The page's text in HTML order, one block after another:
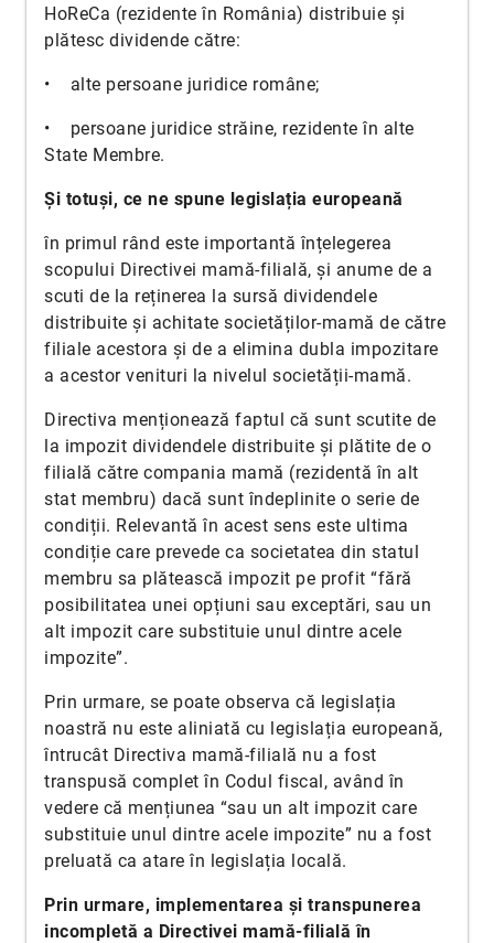
HoReCa (rezidente în România) distribuie și
plătesc dividende către:
• alte persoane juridice române;
• persoane juridice străine, rezidente în alte
State Membre.
Și totuși, ce ne spune legislația europeană
în primul rând este importantă înțelegerea
scopului Directivei mamă-filială, și anume de a
scuti de la reținerea la sursă dividendele
distribuite și achitate societăților-mamă de către
filiale acestora și de a elimina dubla impozitare
a acestor venituri la nivelul societății-mamă.
Directiva menționează faptul că sunt scutite de
la impozit dividendele distribuite și plătite de o
filială către compania mamă (rezidentă în alt
stat membru) dacă sunt îndeplinite o serie de
condiții. Relevantă în acest sens este ultima
condiție care prevede ca societatea din statul
membru sa plătească impozit pe profit “fără
posibilitatea unei opțiuni sau exceptări, sau un
alt impozit care substituie unul dintre acele
impozite”.
Prin urmare, se poate observa că legislația
noastră nu este aliniată cu legislația europeană,
întrucât Directiva mamă-filială nu a fost
transpusă complet în Codul fiscal, având în
vedere că mențiunea “sau un alt impozit care
substituie unul dintre acele impozite” nu a fost
preluată ca atare în legislația locală.
Prin urmare, implementarea și transpunerea
incompletă a Directivei mamă-filială în